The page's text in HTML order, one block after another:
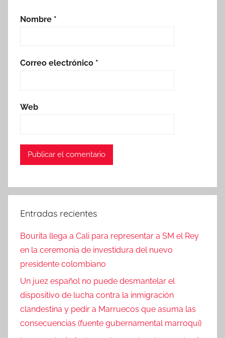
Nombre *
Correo electrónico *
Web
Entradas recientes
Bourita llega a Cali para representar a SM el Rey
en la ceremonia de investidura del nuevo
presidente colombiano
Un juez español no puede desmantelar el
dispositivo de lucha contra la inmigración
clandestina y pedir a Marruecos que asuma las
consecuencias (fuente gubernamental marroquí)